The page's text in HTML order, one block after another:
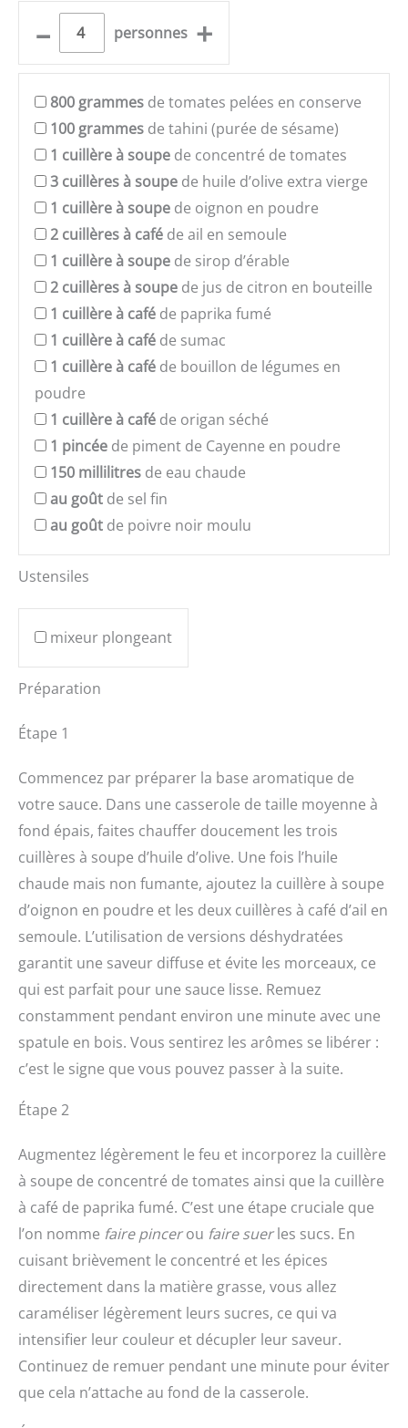
– personnes +
800 grammes de tomates pelées en conserve
100 grammes de tahini (purée de sésame)
1 cuillère à soupe de concentré de tomates
3 cuillères à soupe de huile d’olive extra vierge
1 cuillère à soupe de oignon en poudre
2 cuillères à café de ail en semoule
1 cuillère à soupe de sirop d’érable
2 cuillères à soupe de jus de citron en bouteille
1 cuillère à café de paprika fumé
1 cuillère à café de sumac
1 cuillère à café de bouillon de légumes en
poudre
1 cuillère à café de origan séché
1 pincée de piment de Cayenne en poudre
150 millilitres de eau chaude
au goût de sel fin
au goût de poivre noir moulu
Ustensiles
mixeur plongeant
Préparation
Étape 1
Commencez par préparer la base aromatique de
votre sauce. Dans une casserole de taille moyenne à
fond épais, faites chauffer doucement les trois
cuillères à soupe d’huile d’olive. Une fois l’huile
chaude mais non fumante, ajoutez la cuillère à soupe
d’oignon en poudre et les deux cuillères à café d’ail en
semoule. L’utilisation de versions déshydratées
garantit une saveur diffuse et évite les morceaux, ce
qui est parfait pour une sauce lisse. Remuez
constamment pendant environ une minute avec une
spatule en bois. Vous sentirez les arômes se libérer :
c’est le signe que vous pouvez passer à la suite.
Étape 2
Augmentez légèrement le feu et incorporez la cuillère
à soupe de concentré de tomates ainsi que la cuillère
à café de paprika fumé. C’est une étape cruciale que
l’on nomme faire pincerou faire suerles sucs. En
cuisant brièvement le concentré et les épices
directement dans la matière grasse, vous allez
caraméliser légèrement leurs sucres, ce qui va
intensifier leur couleur et décupler leur saveur.
Continuez de remuer pendant une minute pour éviter
que cela n’attache au fond de la casserole.